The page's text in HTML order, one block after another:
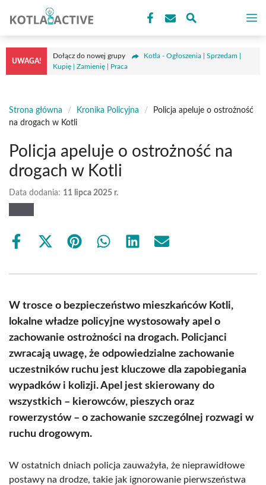
treści
UWAGA!
Dołącz do nowej grupy
Kotla - Ogłoszenia | Sprzedam |
Kupię | Zamienię | Praca
Strona główna / Kronika Policyjna /
Policja apeluje o ostrożność
na drogach w Kotli
Policja apeluje o ostrożność na
drogach w Kotli
Data dodania: 11 lipca 2025 r.
Share
Share
(Twitter)
Share Share Share Share
W trosce o bezpieczeństwo mieszkańców Kotli,
lokalne władze policyjne wystosowały apel o
zachowanie ostrożności na drogach. Policjanci
zwracają uwagę, że odpowiedzialne zachowanie
uczestników ruchu jest kluczowe dla zapobiegania
wypadków i kolizji. Apel jest skierowany do
wszystkich – kierowców, pieszych oraz
rowerzystów – o zachowanie szczególnej rozwagi w
ruchu drogowym.
W ostatnich dniach policja zauważyła, że nieprawidłowe
postawy na drodze, takie jak ignorowanie pierwszeństwa